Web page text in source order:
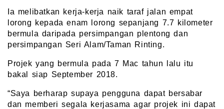
Ia melibatkan kerja-kerja naik taraf jalan empat
lorong kepada enam lorong sepanjang 7.7 kilometer
bermula daripada persimpangan plentong dan
persimpangan Seri Alam/Taman Rinting.
Projek yang bermula pada 7 Mac tahun lalu itu
bakal siap September 2018.
“Saya berharap supaya pengguna dapat bersabar
dan memberi segala kerjasama agar projek ini dapat